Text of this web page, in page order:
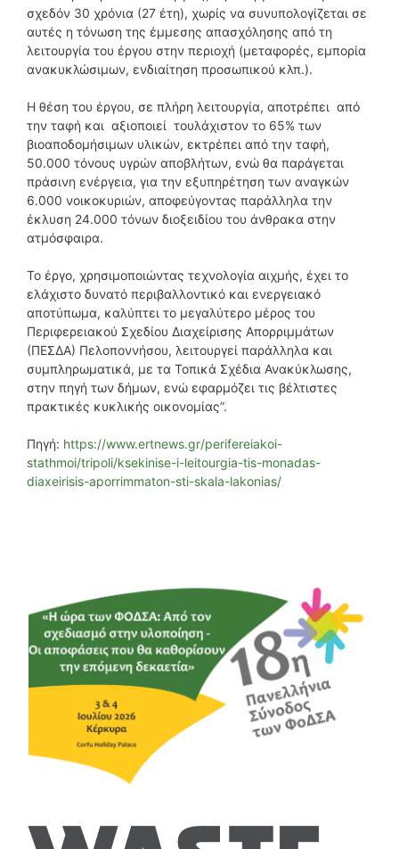
σχεδόν 30 χρόνια (27 έτη), χωρίς να συνυπολογίζεται σε
αυτές η τόνωση της έμμεσης απασχόλησης από τη
λειτουργία του έργου στην περιοχή (μεταφορές, εμπορία
ανακυκλώσιμων, ενδιαίτηση προσωπικού κλπ.).
Η θέση του έργου, σε πλήρη λειτουργία, αποτρέπει από
την ταφή και αξιοποιεί τουλάχιστον το 65% των
βιοαποδομήσιμων υλικών, εκτρέπει από την ταφή,
50.000 τόνους υγρών αποβλήτων, ενώ θα παράγεται
πράσινη ενέργεια, για την εξυπηρέτηση των αναγκών
6.000 νοικοκυριών, αποφεύγοντας παράλληλα την
έκλυση 24.000 τόνων διοξειδίου του άνθρακα στην
ατμόσφαιρα.
Το έργο, χρησιμοποιώντας τεχνολογία αιχμής, έχει το
ελάχιστο δυνατό περιβαλλοντικό και ενεργειακό
αποτύπωμα, καλύπτει το μεγαλύτερο μέρος του
Περιφερειακού Σχεδίου Διαχείρισης Απορριμμάτων
(ΠΕΣΔΑ) Πελοποννήσου, λειτουργεί παράλληλα και
συμπληρωματικά, με τα Τοπικά Σχέδια Ανακύκλωσης,
στην πηγή των δήμων, ενώ εφαρμόζει τις βέλτιστες
πρακτικές κυκλικής οικονομίας”.
Πηγή: https://www.ertnews.gr/perifereiakoi-
stathmoi/tripoli/ksekinise-i-leitourgia-tis-monadas-
diaxeirisis-aporrimmaton-sti-skala-lakonias/